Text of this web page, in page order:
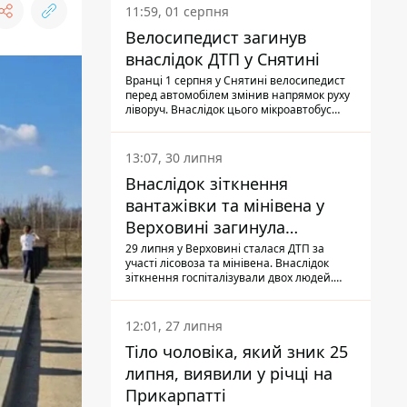
11:59, 01 серпня
Велосипедист загинув
внаслідок ДТП у Снятині
Вранці 1 серпня у Снятині велосипедист
перед автомобілем змінив напрямок руху
ліворуч. Внаслідок цього мікроавтобус
13:07, 30 липня
Внаслідок зіткнення
вантажівки та мінівена у
Верховині загинула
пасажирка, водійка - у
лікарні
29 липня у Верховині сталася ДТП за
участі лісовоза та мінівена. Внаслідок
зіткнення госпіталізували двох людей.
Також травми отримала водійка
автомобіля.
12:01, 27 липня
Тіло чоловіка, який зник 25
липня, виявили у річці на
Прикарпатті